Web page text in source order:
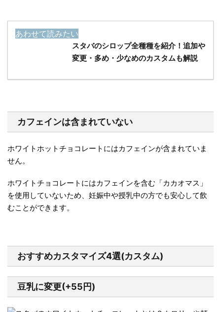
あわせて読みたい
スタバのシロップ全種種を紹介！追加や
変更・多め・少なめのカスタムも解説
カフェインは含まれていない
ホワイトホットチョコレートにはカフェインが含まれていま
せん。
ホワイトチョコレートにはカフェインを含む「カカオマス」
を使用していないため、妊娠中や授乳中の方でも安心して飲
むことができます。
おすすめカスタマイズ4選(カスタム)
豆乳に変更(+55円)